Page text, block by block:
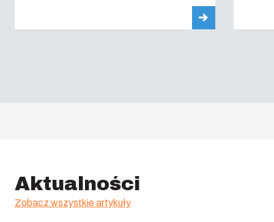
Aktualności
Zobacz wszystkie artykuły